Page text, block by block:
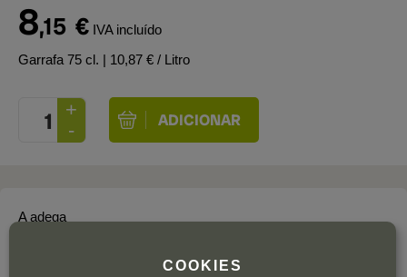
8,15 € IVA incluído
Garrafa 75 cl. | 10,87 € / Litro
A adega
COOKIES